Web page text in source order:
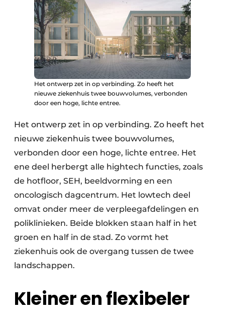
Het ontwerp zet in op verbinding. Zo heeft het
nieuwe ziekenhuis twee bouwvolumes, verbonden
door een hoge, lichte entree.
Het ontwerp zet in op verbinding. Zo heeft het
nieuwe ziekenhuis twee bouwvolumes,
verbonden door een hoge, lichte entree. Het
ene deel herbergt alle hightech functies, zoals
de hotfloor, SEH, beeldvorming en een
oncologisch dagcentrum. Het lowtech deel
omvat onder meer de verpleegafdelingen en
poliklinieken. Beide blokken staan half in het
groen en half in de stad. Zo vormt het
ziekenhuis ook de overgang tussen de twee
landschappen.
Kleiner en flexibeler